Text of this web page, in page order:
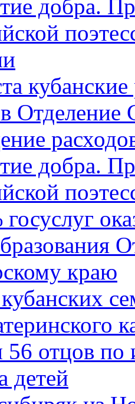
добра.
в
добра.
госуслуг
краю
отцов по
детей